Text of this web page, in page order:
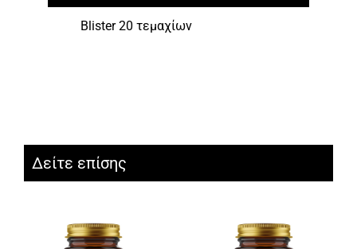
Blister 20 τεμαχίων
Δείτε επίσης